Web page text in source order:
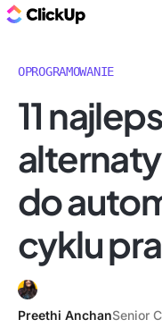
OPROGRAMOWANIE
11
do
cyklu
Preethi AnchanSenior